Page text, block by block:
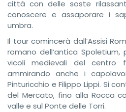
città con delle soste
conoscere e assaporare i
umbra.
Il tour comincerà dall’Assisi
romano dell’antica
vicoli medievali del centro
ammirando anche i
Pinturicchio e Filippo Lippi. Si
del Mercato, fino alla Rocca
valle e sul Ponte delle Torri.